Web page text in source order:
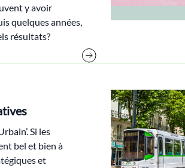
y avoir
quelques années,
résultats?
Si les
bel et bien à
et